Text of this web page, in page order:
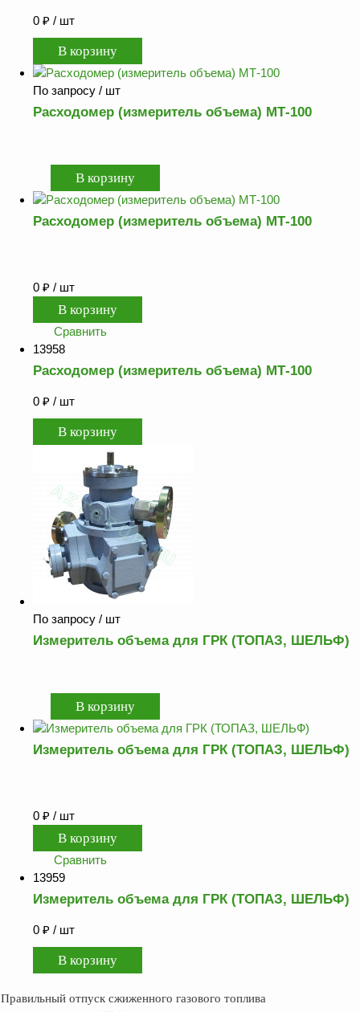
налива
Счетчики и фильтры
ФЖУ
Метрологическое
оборудование
Соединительная
арматура
Устройства
Продукция НПП
СЕНСОР
Газоаналитическое
оборудование
оборудование
Аналоги запасных
частей из Артамида
ОБОРУДОВАНИЕ
БЕНЗОВОЗОВ И
МИНИ АЗС
ОБОРУДОВАНИЕ
АГЗС, ГНС
компании
Распродажа
Оплата
Доставка
самовывоз
Гарантия
Вакансии
0 ₽ / шт
По запросу / шт
Расходомер (измеритель объема) МТ-100
Расходомер (измеритель объема) МТ-100
0 ₽ / шт
Сравнить
13958
Расходомер (измеритель объема) МТ-100
0 ₽ / шт
По запросу / шт
Измеритель объема для ГРК (ТОПАЗ, ШЕЛЬФ)
Измеритель объема для ГРК (ТОПАЗ, ШЕЛЬФ)
0 ₽ / шт
Сравнить
13959
Измеритель объема для ГРК (ТОПАЗ, ШЕЛЬФ)
0 ₽ / шт
Правильный отпуск сжиженного газового топлива